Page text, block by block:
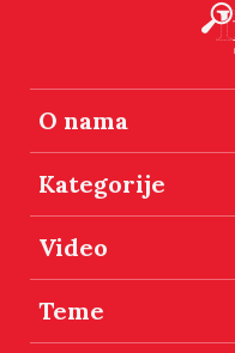
O nama
Kategorije
Video
Teme